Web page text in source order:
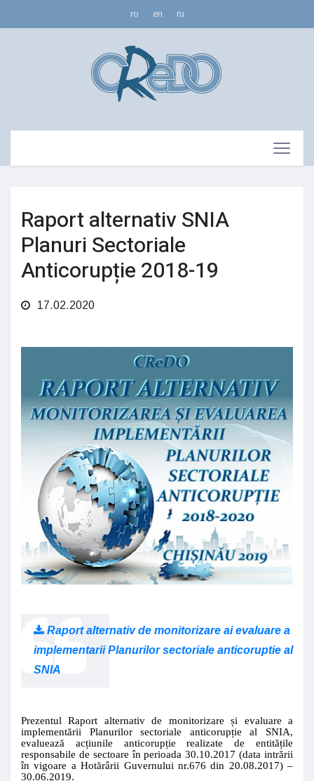
ro en ru
Raport alternativ SNIA
Planuri Sectoriale
Anticorupție 2018-19
17.02.2020
Raport alternativ de monitorizare ai evaluare a
implementarii Planurilor sectoriale anticoruptie al
SNIA
Prezentul Raport alternativ de monitorizare și evaluare a
implementării Planurilor sectoriale anticorupție al SNIA,
evaluează acțiunile anticorupție realizate de entitățile
responsabile de sectoare în perioada 30.10.2017(data intrării
în vigoare a Hotărârii Guvernului nr.676 din 20.08.2017) –
30.06.2019.